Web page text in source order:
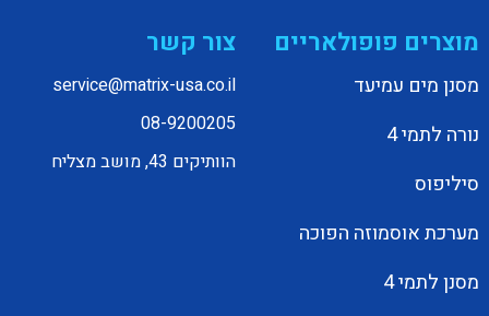
מוצרים פופולאריים
מסנן מים עמיעד
נורה לתמי 4
סיליפוס
מערכת אוסמוזה הפוכה
מסנן לתמי 4
צור קשר
service@matrix-usa.co.il
08-9200205
הוותיקים 43, מושב מצליח